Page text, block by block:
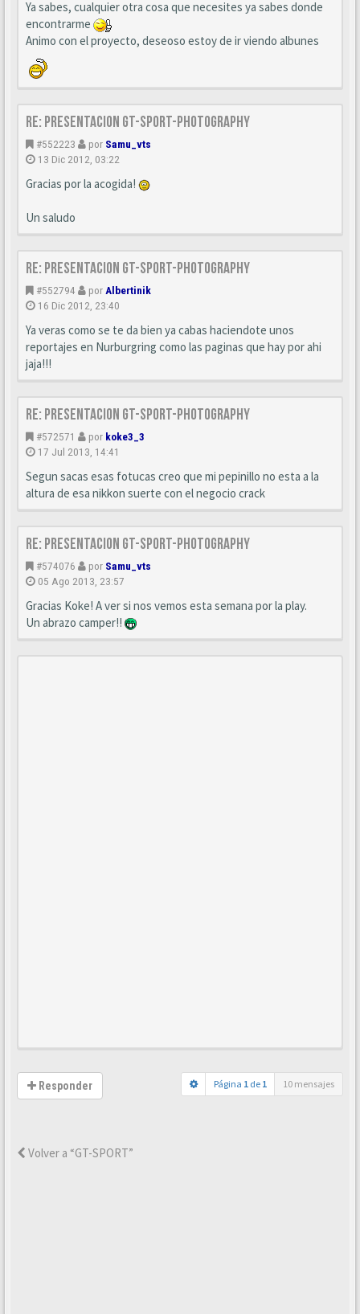
Ya sabes, cualquier otra cosa que necesites ya sabes donde
encontrarme
Animo con el proyecto, deseoso estoy de ir viendo albunes
Re: Presentacion GT-SPORT-PHOTOGRAPHY
#552223 por Samu_vts
13 Dic 2012, 03:22
Gracias por la acogida!
Un saludo
Re: Presentacion GT-SPORT-PHOTOGRAPHY
#552794 por Albertinik
16 Dic 2012, 23:40
Ya veras como se te da bien ya cabas haciendote unos
reportajes en Nurburgring como las paginas que hay por ahi
jaja!!!
Re: Presentacion GT-SPORT-PHOTOGRAPHY
#572571 por koke3_3
17 Jul 2013, 14:41
Segun sacas esas fotucas creo que mi pepinillo no esta a la
altura de esa nikkon suerte con el negocio crack
Re: Presentacion GT-SPORT-PHOTOGRAPHY
#574076 por Samu_vts
05 Ago 2013, 23:57
Gracias Koke! A ver si nos vemos esta semana por la play.
Un abrazo camper!!
Responder Página 1 de 1 10 mensajes
Volver a “GT-SPORT”